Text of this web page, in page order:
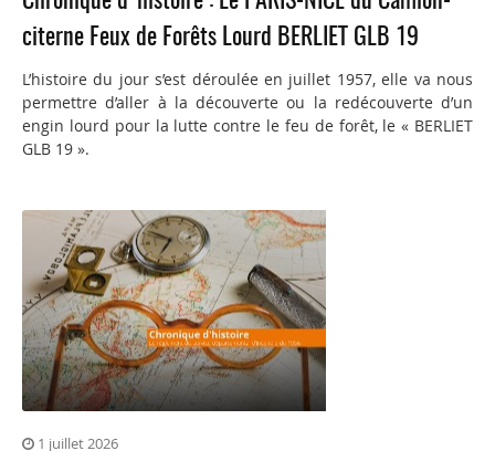
citerne Feux de Forêts Lourd BERLIET GLB 19
L’histoire du jour s’est déroulée en juillet 1957, elle va nous
permettre d’aller à la découverte ou la redécouverte d’un
engin lourd pour la lutte contre le feu de forêt, le « BERLIET
GLB 19 ».
1 juillet 2026